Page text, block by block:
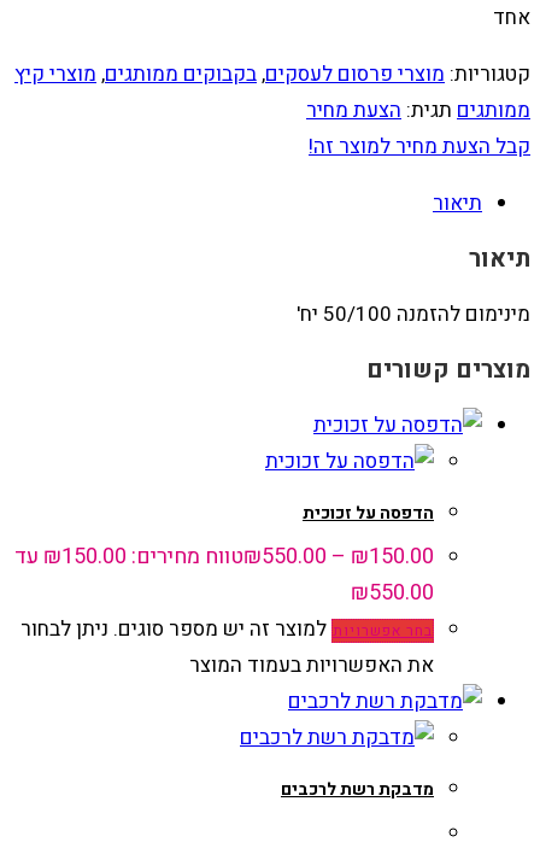
אחד
קטגוריות: מוצרי פרסום לעסקים,בקבוקים ממותגים, מוצרי קיץ
ממותגים תגית: הצעת מחיר
קבל הצעת מחיר למוצר זה!
תיאור
תיאור
מינימום להזמנה 50/100 יח'
מוצרים קשורים
הדפסה על זכוכית
₪150.00
–
₪550.00
טווח מחירים: ⁦₪150.00⁩ עד
בחר אפשרויות למוצר זה יש מספר סוגים. ניתן לבחור
את האפשרויות בעמוד המוצר
מדבקת רשת לרכבים